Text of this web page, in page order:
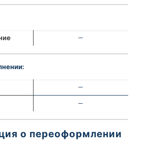
—
—
—
о переоформлении